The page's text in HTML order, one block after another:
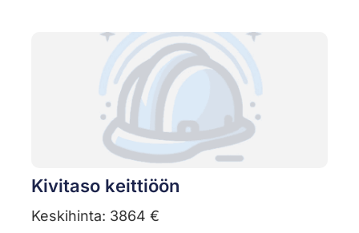
Kivitaso keittiöön
Keskihinta: 3864 €